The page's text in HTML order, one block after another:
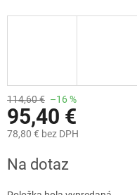
114,60 € –16 %
95,40 €
78,80 € bez DPH
cena:
Na dotaz